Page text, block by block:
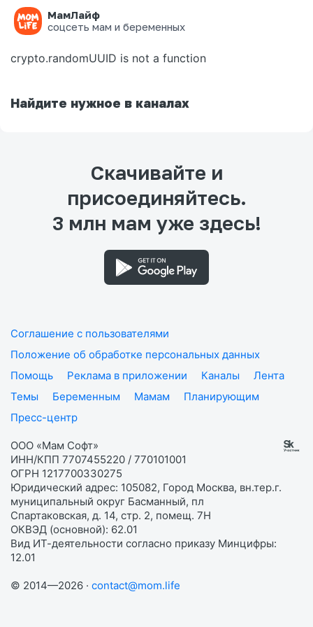
МамЛайф
соцсеть мам и беременных
Ошибка на странице
crypto.randomUUID is not a function
Найдите нужное в каналах
Скачивайте и
присоединяйтесь.
3 млн мам уже здесь!
Соглашение с пользователями
Положение об обработке персональных данных
Помощь
Реклама в приложении Каналы
Лента
Темы
Беременным Мамам
Планирующим
Пресс-центр
ООО «Мам Софт»
ИНН/КПП 7707455220 / 770101001
ОГРН 1217700330275
Юридический адрес: 105082, Город Москва, вн.тер.г.
муниципальный округ Басманный, пл
Спартаковская, д. 14, стр. 2, помещ. 7Н
ОКВЭД (основной): 62.01
Вид ИТ-деятельности согласно приказу Минцифры:
12.01
© 2014—2026 · contact@mom.life